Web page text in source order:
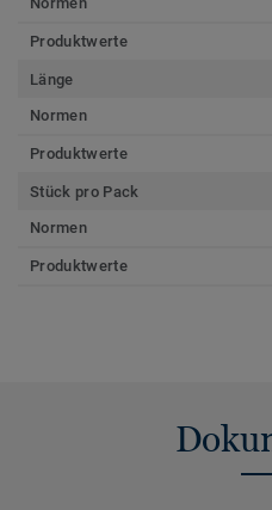
Produktwerte
Länge
Normen
Produktwerte
Stück pro Pack
Normen
Produktwerte